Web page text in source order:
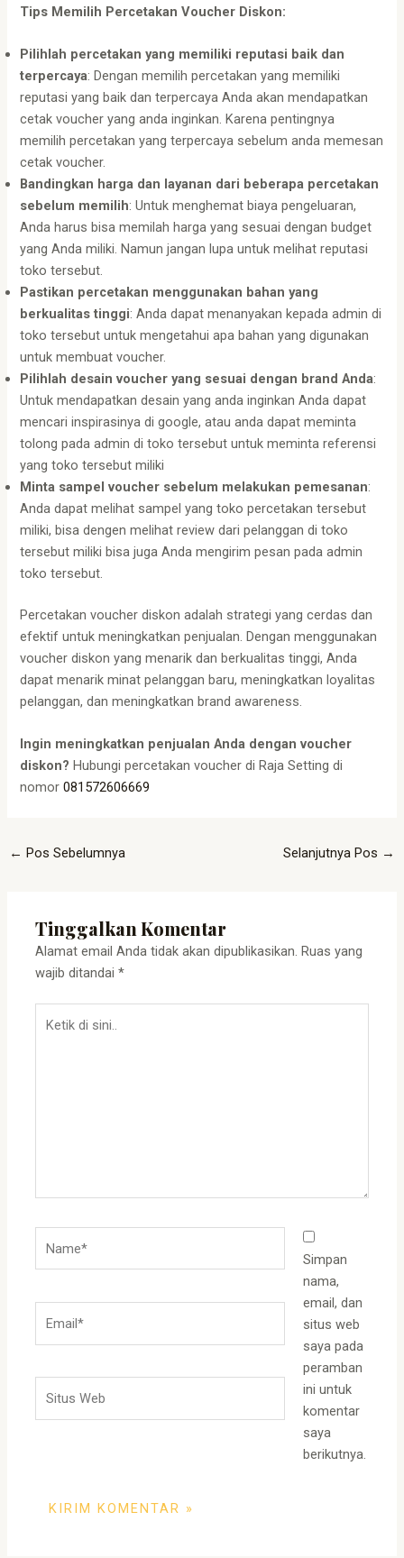
Tips Memilih Percetakan Voucher Diskon:
Pilihlah percetakan yang memiliki reputasi baik dan
terpercaya: Dengan memilih percetakan yang memiliki
reputasi yang baik dan terpercaya Anda akan mendapatkan
cetak voucher yang anda inginkan. Karena pentingnya
memilih percetakan yang terpercaya sebelum anda memesan
cetak voucher.
Bandingkan harga dan layanan dari beberapa percetakan
sebelum memilih: Untuk menghemat biaya pengeluaran,
Anda harus bisa memilah harga yang sesuai dengan budget
yang Anda miliki. Namun jangan lupa untuk melihat reputasi
toko tersebut.
Pastikan percetakan menggunakan bahan yang
berkualitas tinggi: Anda dapat menanyakan kepada admin di
toko tersebut untuk mengetahui apa bahan yang digunakan
untuk membuat voucher.
Pilihlah desain voucher yang sesuai dengan brand Anda:
Untuk mendapatkan desain yang anda inginkan Anda dapat
mencari inspirasinya di google, atau anda dapat meminta
tolong pada admin di toko tersebut untuk meminta referensi
yang toko tersebut miliki
Minta sampel voucher sebelum melakukan pemesanan:
Anda dapat melihat sampel yang toko percetakan tersebut
miliki, bisa dengen melihat review dari pelanggan di toko
tersebut miliki bisa juga Anda mengirim pesan pada admin
toko tersebut.
Percetakan voucher diskon adalah strategi yang cerdas dan
efektif untuk meningkatkan penjualan. Dengan menggunakan
voucher diskon yang menarik dan berkualitas tinggi, Anda
dapat menarik minat pelanggan baru, meningkatkan loyalitas
pelanggan, dan meningkatkan brand awareness.
Ingin meningkatkan penjualan Anda dengan voucher
diskon? Hubungi percetakan voucher di Raja Setting di
nomor081572606669
← Pos Sebelumnya Selanjutnya Pos →
Tinggalkan Komentar
Alamat email Anda tidak akan dipublikasikan. Ruas yang
wajib ditandai*
Simpan
nama,
email, dan
situs web
saya pada
peramban
ini untuk
komentar
saya
berikutnya.